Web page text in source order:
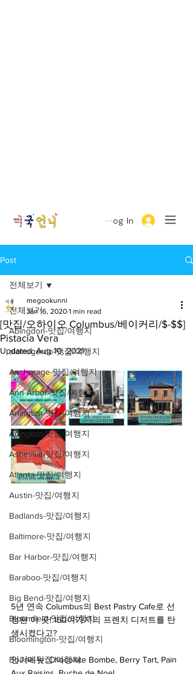
Log In
Post
전체보기
Abingdon-맛집/여행지
alamogordo-맛집/여행지
Anchorage-맛집/여행지
Ann Arbor-맛집/여행지
Arlington-맛집/여행지
Arlington-맛집/여행지
Asheville-맛집/여행지
Atlanta-맛집/여행지
Austin-맛집/여행지
Badlands-맛집/여행지
Baltimore-맛집/여행지
Bar Harbor-맛집/여행지
Baraboo-맛집/여행지
Big Bend-맛집/여행지
Bloomfield-맛집/여행지
Bloomington-맛집/여행지
Boone-맛집/여행지
전체보기
[맛집/오하이오 Columbus/베이커리/$-$$]
Pistacia Vera
megookunni
Jan 16, 2020 1 min read
Updated:Aug 10, 2021
5년 연속 Columbus의 Best Pastry Cafe로 선
정된 이 곳! 160여가지의 프렌치 디저트를 탄
생시켰다고?
인기메뉴: Chocolate Bombe, Berry Tart, Pain